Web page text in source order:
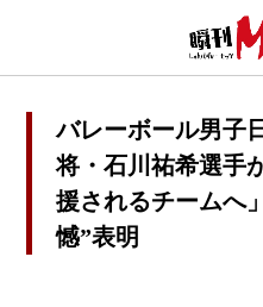
バレーボール男子
将・石川祐希選手
援されるチームへ
憾”表明